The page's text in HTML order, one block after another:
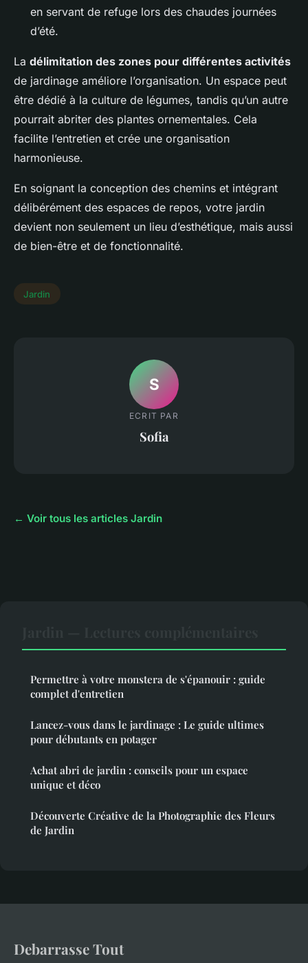
en servant de refuge lors des chaudes journées
d’été.
La délimitation des zones pour différentes activités
de jardinage améliore l’organisation. Un espace peut
être dédié à la culture de légumes, tandis qu’un autre
pourrait abriter des plantes ornementales. Cela
facilite l’entretien et crée une organisation
harmonieuse.
En soignant la conception des chemins et intégrant
délibérément des espaces de repos, votre jardin
devient non seulement un lieu d’esthétique, mais aussi
de bien-être et de fonctionnalité.
Jardin
S
ECRIT PAR
Sofia
← Voir tous les articles Jardin
Permettre à votre monstera de s'épanouir : guide
complet d'entretien
Lancez-vous dans le jardinage : Le guide ultimes
pour débutants en potager
Achat abri de jardin : conseils pour un espace
unique et déco
Découverte Créative de la Photographie des Fleurs
de Jardin
Debarrasse Tout